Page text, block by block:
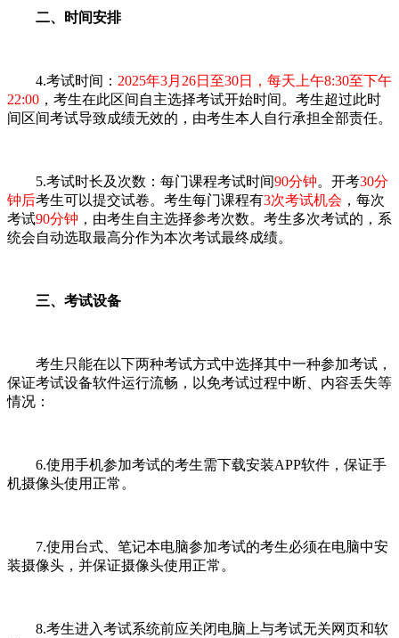
二、时间安排
4.考试时间： 2025年3月26日至30日，每天上午8:30至下午
22:00 ，考生在此区间自主选择考试开始时间。考生超过此时
间区间考试导致成绩无效的，由考生本人自行承担全部责任。
5.考试时长及次数：每门课程考试时间90分钟。开考30分
钟后考生可以提交试卷。考生每门课程有3次考试机会 ，每次
考试90分钟 ，由考生自主选择参考次数。考生多次考试的，系
统会自动选取最高分作为本次考试最终成绩。
三、考试设备
考生只能在以下两种考试方式中选择其中一种参加考试，
保证考试设备软件运行流畅，以免考试过程中断、内容丢失等
情况：
6.使用手机参加考试的考生需下载安装APP软件，保证手
机摄像头使用正常。
7.使用台式、笔记本电脑参加考试的考生必须在电脑中安
装摄像头，并保证摄像头使用正常。
8.考生进入考试系统前应关闭电脑上与考试无关网页和软